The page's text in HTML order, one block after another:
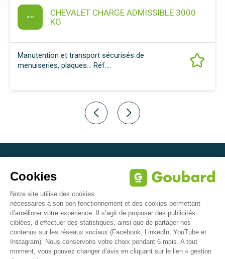
CHARGE ADMISSIBLE 3000
et transport sécurisés de
plaques… Réf....
AM
Pour
Z.A. de Suzerolle Nord
49140 Seiches-sur-le-Loir - France
Tél: + 33 2 41 76 60 30